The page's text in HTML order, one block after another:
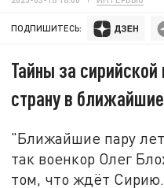
ПОДПИШИТЕСЬ:
Тайны за
страну в
"Ближайшие пару
так военкор Олег
том, что ждёт